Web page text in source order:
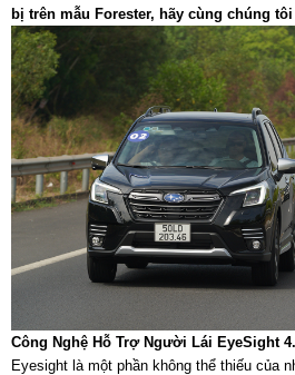
bị trên mẫu Forester, hãy cùng chúng
Công Nghệ Hỗ Trợ Người Lái EyeSight
Eyesight là một phần không thể thiếu của